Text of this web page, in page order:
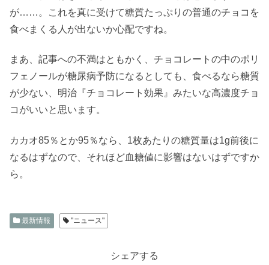
が……。これを真に受けて糖質たっぷりの普通のチョコを
食べまくる人が出ないか心配ですね。
まあ、記事への不満はともかく、チョコレートの中のポリ
フェノールが糖尿病予防になるとしても、食べるなら糖質
が少ない、明治『チョコレート効果』みたいな高濃度チョ
コがいいと思います。
カカオ85％とか95％なら、1枚あたりの糖質量は1g前後に
なるはずなので、それほど血糖値に影響はないはずですか
ら。
最新情報 "ニュース"
シェアする